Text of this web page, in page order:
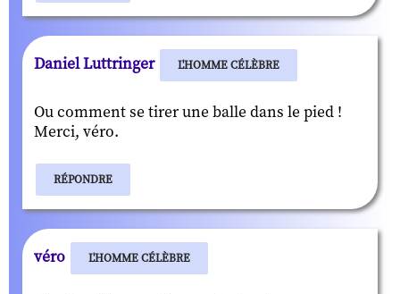
Daniel Luttringer L'HOMME CÉLÈBRE
Ou comment se tirer une balle dans le pied !
Merci, véro.
RÉPONDRE
véro L'HOMME CÉLÈBRE